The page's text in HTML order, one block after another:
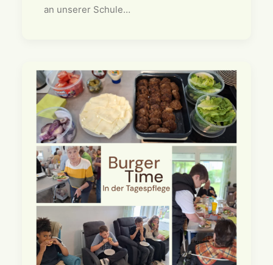
an unserer Schule…